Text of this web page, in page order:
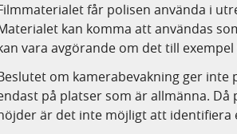
får polisen använda i
kan komma att användas
vara avgörande om det till
om kamerabevakning ger
på platser som är allmänna.
är det inte möjligt att identifiera